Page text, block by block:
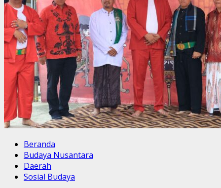
Beranda
Budaya Nusantara
Daerah
Sosial Budaya